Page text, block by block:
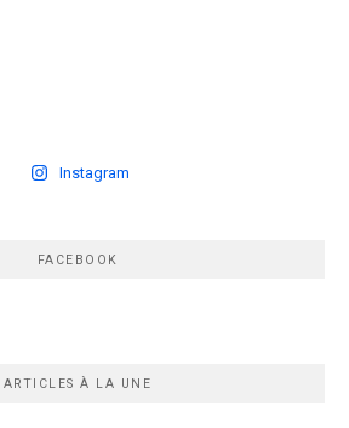
Instagram
FACEBOOK
ARTICLES À LA UNE